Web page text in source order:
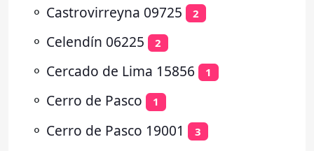
⚬ Castrovirreyna 09725 2
⚬ Celendín 06225 2
⚬ Cercado de Lima 15856 1
⚬ Cerro de Pasco 1
⚬ Cerro de Pasco 19001 3